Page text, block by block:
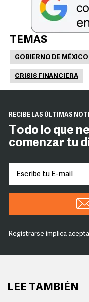
TEMAS
GOBIERNO DE MÉXICO
CRISIS FINANCIERA
RECIBE LAS ÚLTIMAS
Todo lo que
comenzar tu
Registrarse implica
LEE TAMBIÉN